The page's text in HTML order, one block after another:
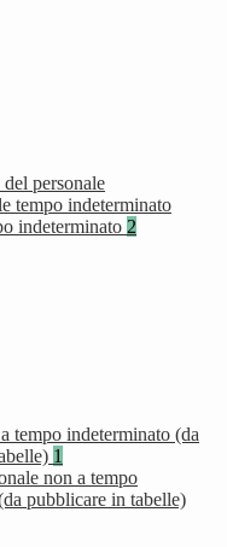
personale
tempo indeterminato
indeterminato 2
tempo indeterminato (da
1
non a tempo
pubblicare in tabelle)